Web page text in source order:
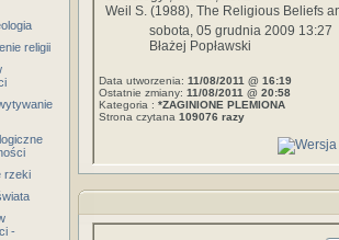
religii
rzeki
-
Weil S. (1988), The Religious Beliefs
sobota, 05 grudnia 2009 13:27
Błażej Popławski
Data utworzenia: 11/08/2011 @ 16:19
Ostatnie zmiany: 11/08/2011 @ 20:58
Kategoria : *ZAGINIONE PLEMIONA
Strona czytana 109076 razy